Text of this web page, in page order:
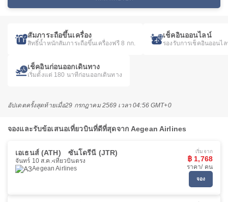
สัมภาระถือขึ้นเครื่อง
สิทธิ์น้ำหนักสัมภาระถือขึ้นเครื่องฟรี 8 กก.
เช็คอินออนไลน์
รองรับการเช็คอินออนไ
เช็คอินก่อนออกเดินทาง
เริ่มตั้งแต่ 180 นาทีก่อนออกเดินทาง
อัปเดตครั้งสุดท้ายเมื่อ29 กรกฎาคม 2569 เวลา 04:56 GMT+0
จองและรับข้อเสนอเที่ยวบินที่ดีที่สุดจาก Aegean Airlines
เอเธนส์ (ATH) ซันโดรีนี (JTR)
จันทร์ 10 ส.ค. เที่ยวบินตรง
Aegean Airlines
เริ่มจาก
฿ 1,768
ราคา/ คน
จอง